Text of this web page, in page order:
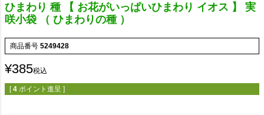
ひまわり 種 【 お花がいっぱいひまわり イオス 】 実
咲小袋 （ ひまわりの種 ）
商品番号 5249428
¥385税込
[ 4 ポイント進呈 ]